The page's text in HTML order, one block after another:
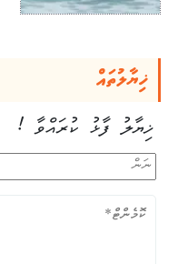
ޚިޔާލުތައް
ޚިޔާލު ފާޅު ކުރައްވާ !